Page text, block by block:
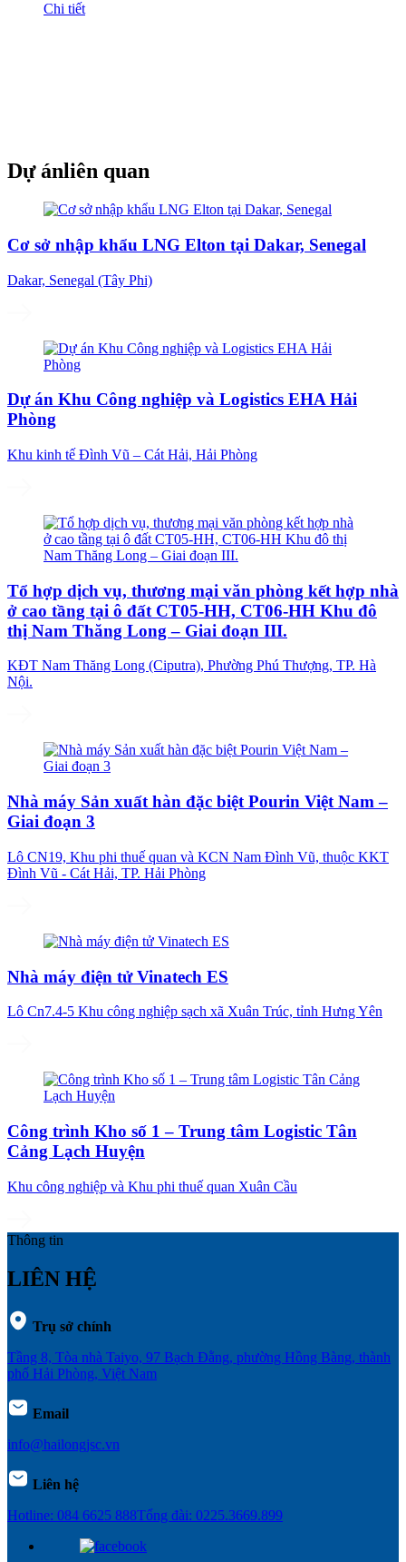
Chi tiết
Dự ánliên quan
Cơ sở nhập khẩu LNG Elton tại Dakar, Senegal
Dakar, Senegal (Tây Phi)
Dự án Khu Công nghiệp và Logistics EHA Hải
Phòng
Khu kinh tế Đình Vũ – Cát Hải, Hải Phòng
Tổ hợp dịch vụ, thương mại văn phòng kết hợp nhà
ở cao tầng tại ô đất CT05-HH, CT06-HH Khu đô
thị Nam Thăng Long – Giai đoạn III.
KĐT Nam Thăng Long (Ciputra), Phường Phú Thượng, TP. Hà
Nội.
Nhà máy Sản xuất hàn đặc biệt Pourin Việt Nam –
Giai đoạn 3
Lô CN19, Khu phi thuế quan và KCN Nam Đình Vũ, thuộc KKT
Đình Vũ - Cát Hải, TP. Hải Phòng
Nhà máy điện tử Vinatech ES
Lô Cn7.4-5 Khu công nghiệp sạch xã Xuân Trúc, tỉnh Hưng Yên
Công trình Kho số 1 – Trung tâm Logistic Tân
Cảng Lạch Huyện
Khu công nghiệp và Khu phi thuế quan Xuân Cầu
Thông tin
LIÊN HỆ
Trụ sở chính
Tầng 8, Tòa nhà Taiyo, 97 Bạch Đằng, phường Hồng Bàng, thành
phố Hải Phòng, Việt Nam
Email
info@hailongjsc.vn
Liên hệ
Hotline: 084 6625 888Tổng đài: 0225.3669.899